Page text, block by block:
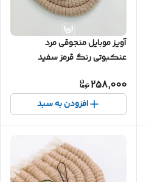
آویز موبایل منجوقی مرد
عنکبوتی رنگ قرمز سفید
258,000
افزودن به سبد